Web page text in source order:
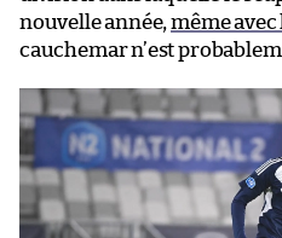
nouvelle année,même avec
cauchemar n’est